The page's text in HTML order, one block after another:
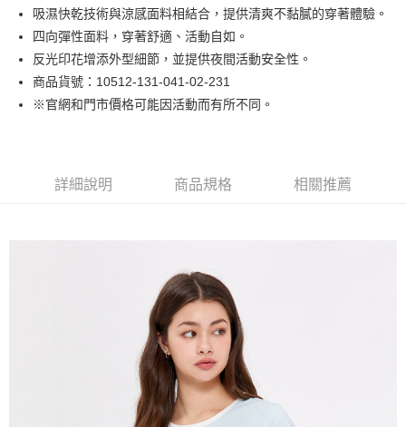
Google Pay
貨到付款
運送方式
付款後7-11取貨
每筆NT$130，滿NT$1,000(含以上)免運費
吸濕快乾技術與涼感面料相結合，提供清爽不黏膩的穿著體驗。
四向彈性面料，穿著舒適、活動自如。
反光印花增添外型細節，並提供夜間活動安全性。
商品貨號：10512-131-041-02-231
※官網和門市價格可能因活動而有所不同。
詳細說明 商品規格 相關推薦